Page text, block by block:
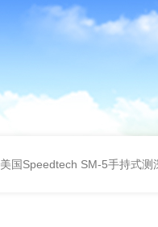
美国Speedtech SM-5手持式测